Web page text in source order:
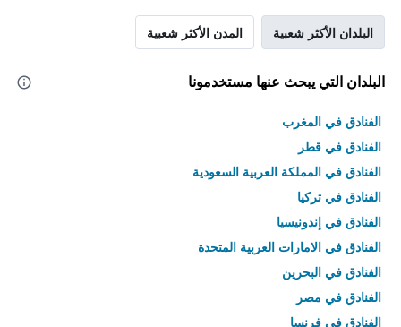
البلدان الأكثر شعبية المدن الأكثر شعبية
البلدان التي يبحث عنها مستخدمونا
الفنادق في المغرب
الفنادق في قطر
الفنادق في المملكة العربية السعودية
الفنادق في تركيا
الفنادق في إندونيسيا
الفنادق في الامارات العربية المتحدة
الفنادق في البحرين
الفنادق في مصر
الفنادق في فرنسا